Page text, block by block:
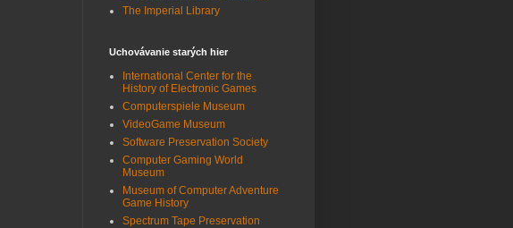
The Imperial Library
Uchovávanie starých hier
International Center for the
History of Electronic Games
Computerspiele Museum
VideoGame Museum
Software Preservation Society
Computer Gaming World
Museum
Museum of Computer Adventure
Game History
Spectrum Tape Preservation